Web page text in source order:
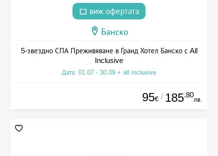
виж офертата
Банско
5-звездно СПА Преживяване в Гранд Хотел Банско с All
Inclusive
Дата: 01.07 - 30.09 + all inclusive
95€ / 185.80
лв.